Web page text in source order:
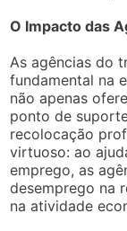
O Impacto das
As agências do
fundamental na
não apenas
ponto de
recolocação
virtuoso: ao
emprego, as
desemprego na
na atividade